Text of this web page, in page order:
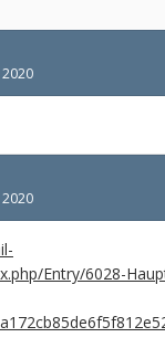
Entry/6028-